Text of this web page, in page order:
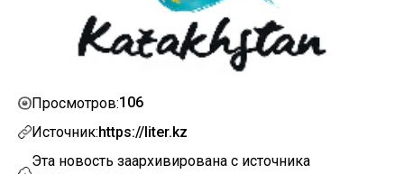
Просмотров:106
Источник:https://liter.kz
Эта новость заархивирована с источника